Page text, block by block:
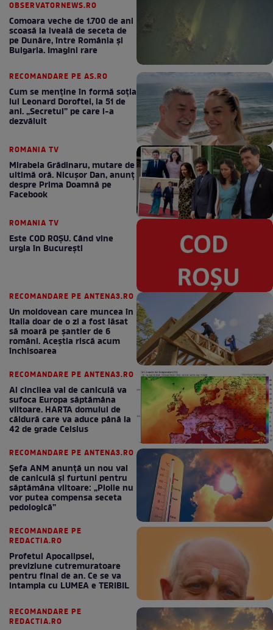
OBSERVATORNEWS.RO
Comoara veche de 1.700 de ani
scoasă la iveală de seceta de
pe Dunăre, între România şi
Bulgaria. Imagini rare
RECOMANDARE PE AS.RO
Cum se menţine în formă soţia
lui Leonard Doroftei, la 51 de
ani. „Secretul” pe care l-a
dezvăluit
ROMANIA TV
Mirabela Grădinaru, mutare de
ultimă oră. Nicuşor Dan, anunţ
despre Prima Doamnă pe
Facebook
ROMANIA TV
Este COD ROŞU. Când vine
urgia în Bucureşti
RECOMANDARE PE ANTENA3.RO
Un moldovean care muncea în
Italia doar de o zi a fost lăsat
să moară pe şantier de 6
români. Aceștia riscă acum
închisoarea
RECOMANDARE PE ANTENA3.RO
Al cincilea val de caniculă va
sufoca Europa săptămâna
viitoare. HARTA domului de
căldură care va aduce până la
42 de grade Celsius
RECOMANDARE PE ANTENA3.RO
Șefa ANM anunță un nou val
de caniculă și furtuni pentru
săptămâna viitoare: „Ploile nu
vor putea compensa seceta
pedologică”
RECOMANDARE PE
REDACTIA.RO
Profetul Apocalipsei,
previziune cutremuratoare
pentru final de an. Ce se va
intampla cu LUMEA e TERIBIL
RECOMANDARE PE
REDACTIA.RO